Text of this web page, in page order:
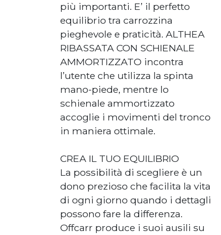
più importanti. E’ il perfetto
equilibrio tra carrozzina
pieghevole e praticità. ALTHEA
RIBASSATA CON SCHIENALE
AMMORTIZZATO incontra
l’utente che utilizza la spinta
mano-piede, mentre lo
schienale ammortizzato
accoglie i movimenti del tronco
in maniera ottimale.
CREA IL TUO EQUILIBRIO
La possibilità di scegliere è un
dono prezioso che facilita la vita
di ogni giorno quando i dettagli
possono fare la differenza.
Offcarr produce i suoi ausili su